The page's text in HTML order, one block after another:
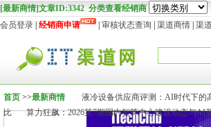
[最新商情]文章ID:3342 分类查看经销商
会员登录 经销商申请 审核状态查询 渠道商情 渠
首页 >>最新商情
液冷设备供应商评测：AI时代下的
比
算力狂飙：2026第7期国内智算中心建设动态与AI